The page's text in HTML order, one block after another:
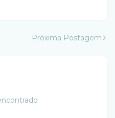
Próxima Postagem